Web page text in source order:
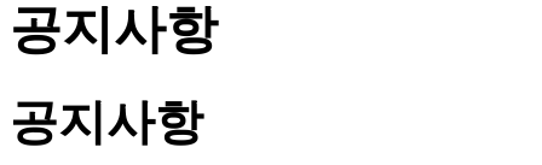
공지사항
공지사항